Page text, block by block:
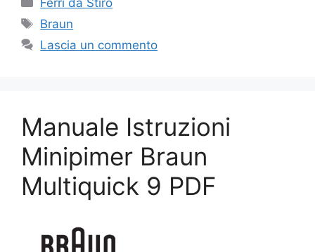
Ferri da Stiro
Tag
Braun
Lascia un commento
Manuale Istruzioni
Minipimer Braun
Multiquick 9 PDF